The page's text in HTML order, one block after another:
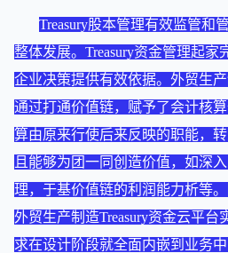
Treasury股本管理有效监管和
整体发展。Treasury资金管理起家
企业决策提供有效依据。外贸生
通过打通价值链，赋予了会计核
算由原来行使后来反映的职能，
且能够为团一同创造价值，如深
理，于基价值链的利润能力析等
外贸生产制造Treasury资金云平
求在设计阶段就全面内嵌到业务